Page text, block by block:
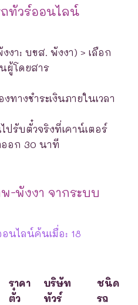
ทัวร์ออนไลน์
งา: บขส. พังงา) > เลือก
ผู้โดยสาร
ทางชำระเงินภายในเวลา
ปรับตั๋วจริงที่เคาน์เตอร์
อก 30 นาที
-พังงา จากระบบ
นไลน์ค้นเมื่อ: 18
ราคา
ตั๋ว
บริษัท
ทัวร์
ชนิด
รถ